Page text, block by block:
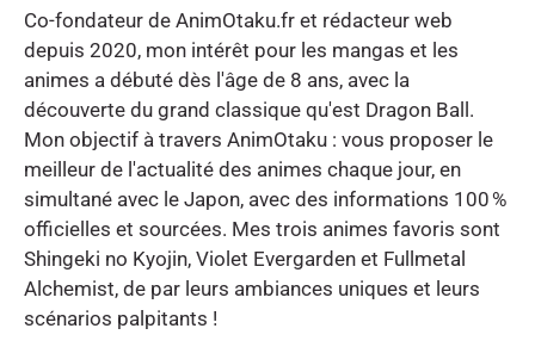
Co-fondateur de AnimOtaku.fr et rédacteur web
depuis 2020, mon intérêt pour les mangas et les
animes a débuté dès l'âge de 8 ans, avec la
découverte du grand classique qu'est Dragon Ball.
Mon objectif à travers AnimOtaku : vous proposer le
meilleur de l'actualité des animes chaque jour, en
simultané avec le Japon, avec des informations 100 %
officielles et sourcées. Mes trois animes favoris sont
Shingeki no Kyojin, Violet Evergarden et Fullmetal
Alchemist, de par leurs ambiances uniques et leurs
scénarios palpitants !